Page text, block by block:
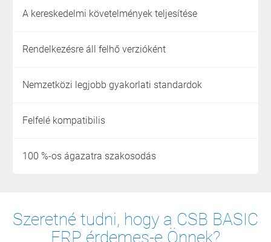
A kereskedelmi követelmények teljesítése
Rendelkezésre áll felhő verzióként
Nemzetközi legjobb gyakorlati standardok
Felfelé kompatibilis
100 %-os ágazatra szakosodás
Szeretné tudni, hogy a CSB BASIC
ERP érdemes-e Önnek?